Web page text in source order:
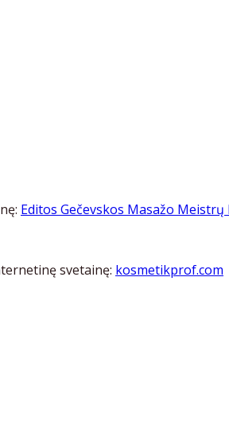
Editos Gečevskos Masažo
svetainę: kosmetikprof.com